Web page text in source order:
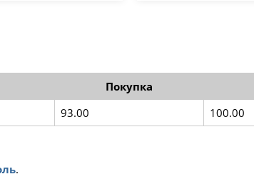
Покупка
93.00 100.00
.